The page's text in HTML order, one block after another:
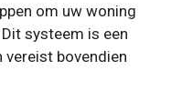
om uw woning
systeem is een
vereist bovendien